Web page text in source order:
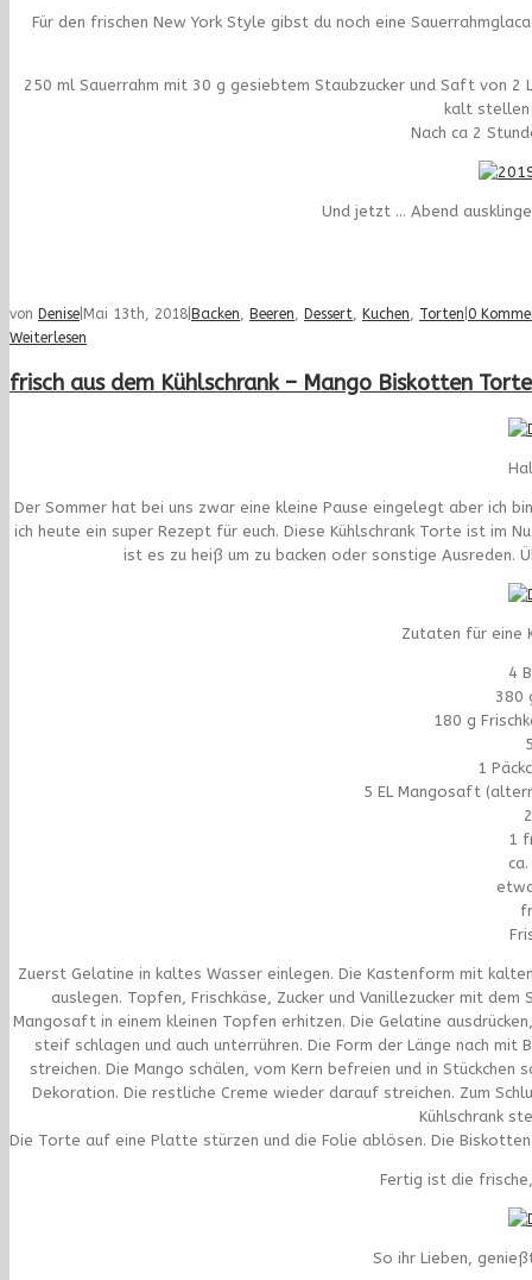
Für den frischen New York Style gibst du noch eine
250 ml Sauerrahm mit 30 g gesiebtem Staubzucker und Saft von
kalt stellen
Nach ca 2
Und jetzt … Abend
von Denise Mai 13th, 2018 Backen, Beeren, Dessert, Kuchen, Torten 0
Weiterlesen
frisch aus dem Kühlschrank – Mango Biskotten Torte
Der Sommer hat bei uns zwar eine kleine Pause eingelegt aber ich
ich heute ein super Rezept für euch. Diese Kühlschrank Torte ist im
ist es zu heiß um zu backen oder sonstige Ausreden.
Zutaten für eine
4
380
180 g
1
5 EL Mangosaft
1
Zuerst Gelatine in kaltes Wasser einlegen. Die Kastenform mit
auslegen. Topfen, Frischkäse, Zucker und Vanillezucker mit
Mangosaft in einem kleinen Topfen erhitzen. Die Gelatine
steif schlagen und auch unterrühren. Die Form der Länge nach
streichen. Die Mango schälen, vom Kern befreien und in
Dekoration. Die restliche Creme wieder darauf streichen. Zum
Kühlschrank
Die Torte auf eine Platte stürzen und die Folie ablösen. Die
Fertig ist die
So ihr Lieben,